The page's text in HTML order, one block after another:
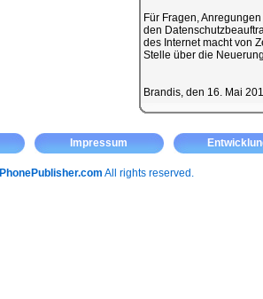
Für Fragen,
den
des Internet macht von
Stelle über die
Brandis, den 16. Mai
Impressum
PhonePublisher.com All rights reserved.